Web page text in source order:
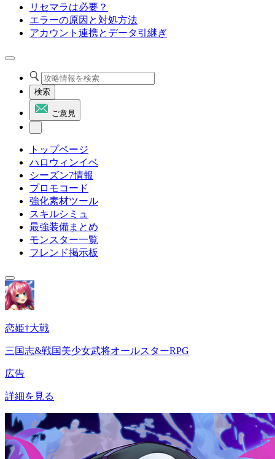
リセマラは必要？
エラーの原因と対処方法
アカウント連携とデータ引継ぎ
検索
ご意見
トップページ
ハロウィンイベ
シーズン7情報
プロモコード
強化素材ツール
スキルシミュ
最強装備まとめ
モンスター一覧
フレンド掲示板
恋姫†大戦
三国志&戦国美少女武将オールスターRPG
広告
詳細を見る